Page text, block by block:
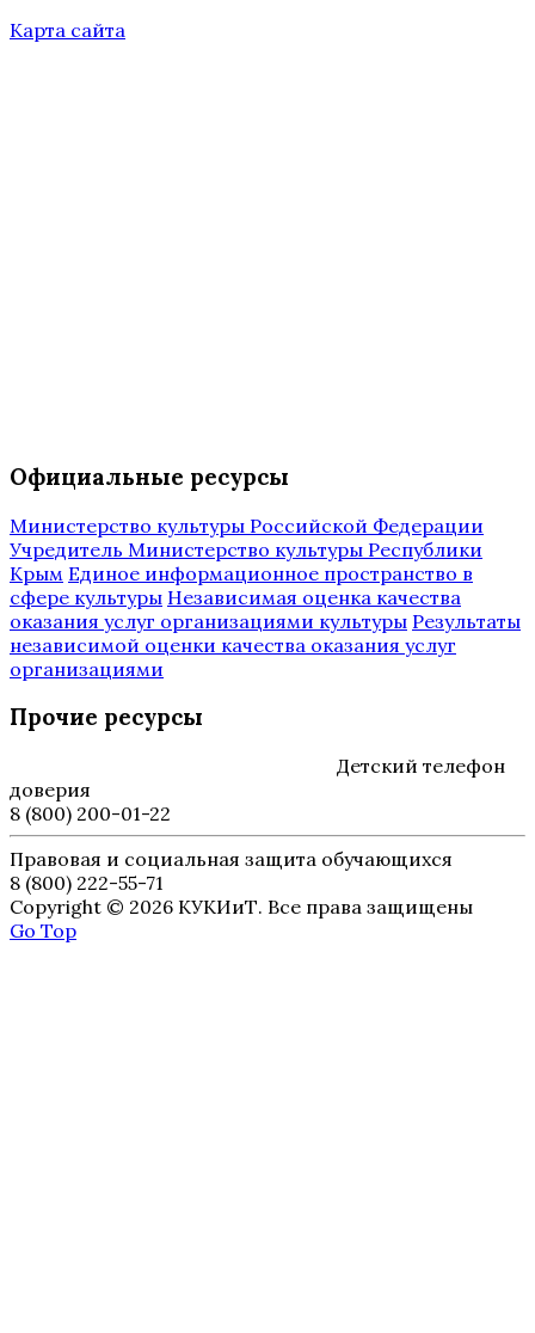
Карта сайта
Официальные ресурсы
Министерство культуры Российской Федерации
Учредитель Министерство культуры Республики
Крым Единое информационное пространство в
сфере культуры Независимая оценка качества
оказания услуг организациями культуры Результаты
независимой оценки качества оказания услуг
организациями
Прочие ресурсы
Детский телефон
доверия
8 (800) 200-01-22
Правовая и социальная защита обучающихся
8 (800) 222-55-71
Copyright © 2026 КУКИиТ. Все права защищены
Go Top